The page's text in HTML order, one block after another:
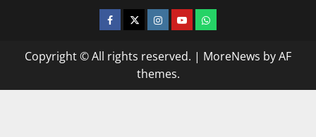
facebooktwitterinstagram.com
youtubewhatsapp
Copyright © All rights reserved. | MoreNews by AF
themes.